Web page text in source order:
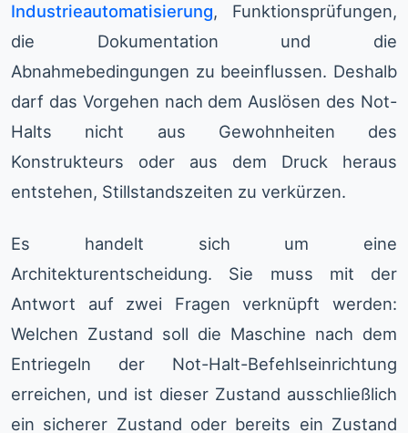
Industrieautomatisierung, Funktionsprüfungen,
die Dokumentation und die
Abnahmebedingungen zu beeinflussen. Deshalb
darf das Vorgehen nach dem Auslösen des Not-
Halts nicht aus Gewohnheiten des
Konstrukteurs oder aus dem Druck heraus
entstehen, Stillstandszeiten zu verkürzen.
Es handelt sich um eine
Architekturentscheidung. Sie muss mit der
Antwort auf zwei Fragen verknüpft werden:
Welchen Zustand soll die Maschine nach dem
Entriegeln der Not-Halt-Befehlseinrichtung
erreichen, und ist dieser Zustand ausschließlich
ein sicherer Zustand oder bereits ein Zustand